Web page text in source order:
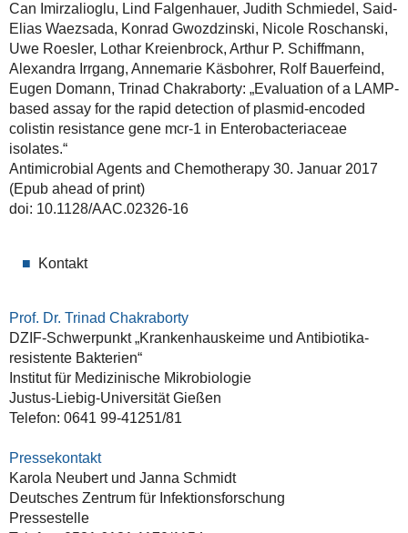
Can Imirzalioglu, Lind Falgenhauer, Judith Schmiedel, Said-
Elias Waezsada, Konrad Gwozdzinski, Nicole Roschanski,
Uwe Roesler, Lothar Kreienbrock, Arthur P. Schiffmann,
Alexandra Irrgang, Annemarie Käsbohrer, Rolf Bauerfeind,
Eugen Domann, Trinad Chakraborty: „Evaluation of a LAMP-
based assay for the rapid detection of plasmid-encoded
colistin resistance gene mcr-1 in Enterobacteriaceae
isolates.“
Antimicrobial Agents and Chemotherapy 30. Januar 2017
(Epub ahead of print)
doi: 10.1128/AAC.02326-16
Kontakt
Prof. Dr. Trinad Chakraborty
DZIF-Schwerpunkt „Krankenhauskeime und Antibiotika-
resistente Bakterien“
Institut für Medizinische Mikrobiologie
Justus-Liebig-Universität Gießen
Telefon: 0641 99-41251/81
Pressekontakt
Karola Neubert und Janna Schmidt
Deutsches Zentrum für Infektionsforschung
Pressestelle